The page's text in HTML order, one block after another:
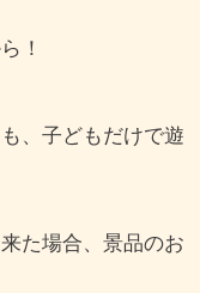
！
、子どもだけで遊
た場合、景品のお